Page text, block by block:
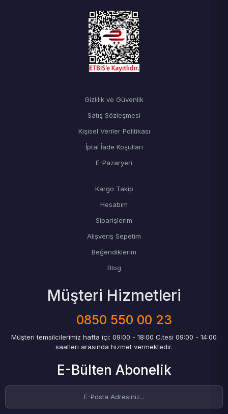
Gizlilik ve Güvenlik
Satış Sözleşmesi
Kişisel Veriler Politikası
İptal İade Koşulları
E-Pazaryeri
Kargo Takip
Hesabım
Siparişlerim
Alışveriş Sepetim
Beğendiklerim
Blog
Müşteri Hizmetleri
0850 550 00 23
Müşteri temsilcilerimiz hafta içi: 09:00 - 18:00 C.tesi 09:00 - 14:00
saatleri arasında hizmet vermektedir.
E-Bülten Abonelik